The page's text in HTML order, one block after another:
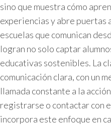
sino que muestra cómo
experiencias y abre puertas
escuelas que comunican
logran no solo captar
educativas sostenibles. La
comunicación clara, con un
llamada constante a la
registrarse o contactar con
incorpora este enfoque en